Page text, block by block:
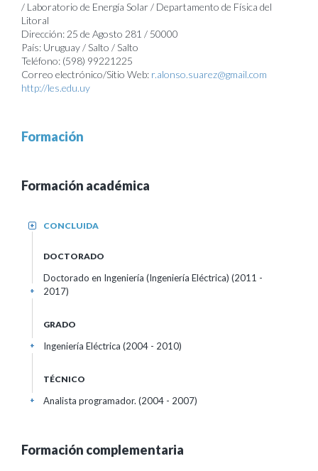
/ Laboratorio de Energía Solar / Departamento de Física del
Litoral
Dirección: 25 de Agosto 281 / 50000
País: Uruguay / Salto / Salto
Teléfono: (598) 99221225
Correo electrónico/Sitio Web: r.alonso.suarez@gmail.com
http://les.edu.uy
Formación
Formación académica
CONCLUIDA
+
DOCTORADO
Doctorado en Ingeniería (Ingeniería Eléctrica) (2011 -
2017)
+
GRADO
Ingeniería Eléctrica (2004 - 2010)
+
TÉCNICO
Analista programador. (2004 - 2007)
+
Formación complementaria